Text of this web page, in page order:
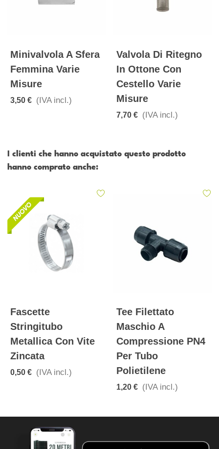
Minivalvola A Sfera
Femmina Varie
Misure
3,50 € (IVA incl.)
Valvola Di Ritegno
In Ottone Con
Cestello Varie
Misure
7,70 € (IVA incl.)
I clienti che hanno acquistato questo prodotto
hanno comprato anche:
Fascette
Stringitubo
Metallica Con Vite
Zincata
0,50 € (IVA incl.)
Tee Filettato
Maschio A
Compressione PN4
Per Tubo
Polietilene
1,20 € (IVA incl.)